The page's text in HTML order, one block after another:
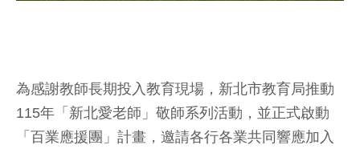
為感謝教師長期投入教育現場，新北市教育局推動
115年「新北愛老師」敬師系列活動，並正式啟動
「百業應援團」計畫，邀請各行各業共同響應加入